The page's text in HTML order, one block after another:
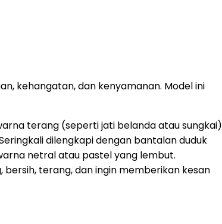
kehangatan, dan kenyamanan. Model ini
terang (seperti jati belanda atau sungkai)
dilengkapi dengan bantalan duduk
netral atau pastel yang lembut.
terang, dan ingin memberikan kesan